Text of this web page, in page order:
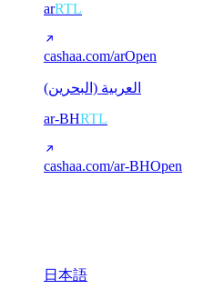
arRTL
cashaa.com/arOpen
العربية (البحرين)
ar-BHRTL
cashaa.com/ar-BHOpen
日本語